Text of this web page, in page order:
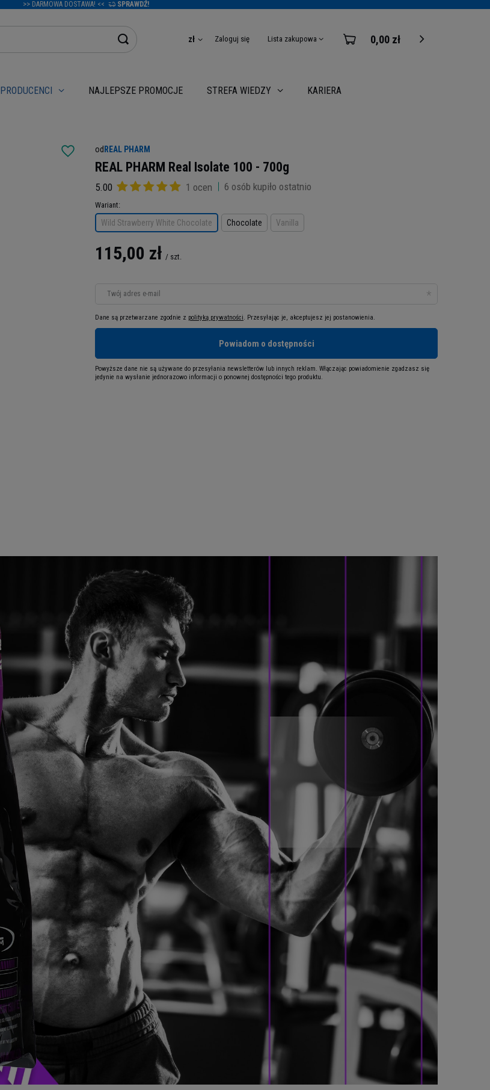
>> DARMOWA DOSTAWA! << SPRAWDŹ!
zł Zaloguj się Lista zakupowa 0,00 zł
PRODUCENCI NAJLEPSZE PROMOCJE STREFA WIEDZY KARIERA
od REAL PHARM
REAL PHARM Real Isolate 100 - 700g
5.00 1 ocen 6 osób kupiło ostatnio
Wariant
Wild Strawberry White Chocolate Chocolate Vanilla
115,00 zł / szt.
Twój adres e-mail
Dane są przetwarzane zgodnie z polityką prywatności. Przesyłając je, akceptujesz jej postanowienia.
Powiadom o dostępności
Powyższe dane nie są używane do przesyłania newsletterów lub innych reklam. Włączając powiadomienie zgadzasz się
jedynie na wysłanie jednorazowo informacji o ponownej dostępności tego produktu.